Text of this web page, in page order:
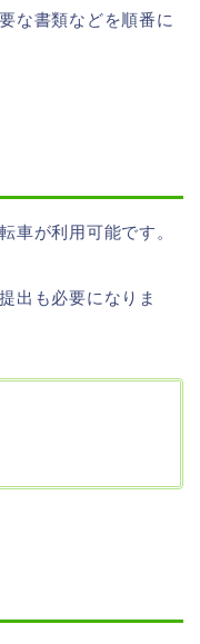
な書類などを順番に
車が利用可能です。
出も必要になりま